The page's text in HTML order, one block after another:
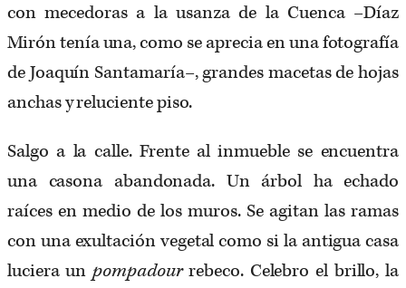
con mecedoras a la usanza de la Cuenca –Díaz
Mirón tenía una, como se aprecia en una fotografía
de Joaquín Santamaría–, grandes macetas de hojas
anchas y reluciente piso.
Salgo a la calle. Frente al inmueble se encuentra
una casona abandonada. Un árbol ha echado
raíces en medio de los muros. Se agitan las ramas
con una exultación vegetal como si la antigua casa
luciera unpompadourrebeco. Celebro el brillo, la